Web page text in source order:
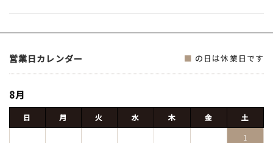
営業日カレンダー ■ の日は休業日です
8月
日 月 火 水 木 金
土
1